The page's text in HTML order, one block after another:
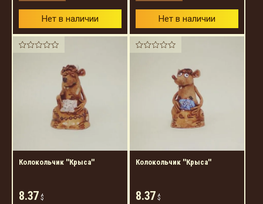
Нет в наличии Нет в наличии
Колокольчик ''Крыса''
8.37 $
Колокольчик ''Крыса''
8.37 $